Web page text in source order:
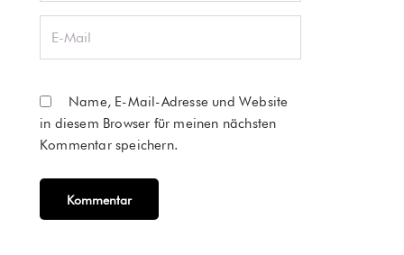
Name, E-Mail-Adresse und Website
in diesem Browser für meinen nächsten
Kommentar speichern.